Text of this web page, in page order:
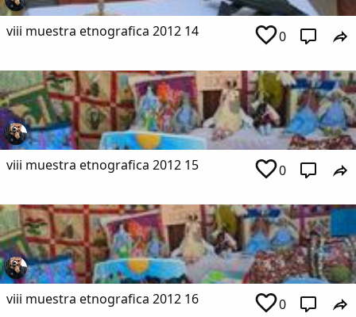
viii muestra etnografica 2012 14 0
viii muestra etnografica 2012 15 0
viii muestra etnografica 2012 16 0